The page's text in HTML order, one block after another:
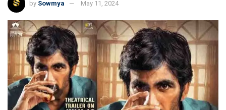
by Sowmya May 11, 2024